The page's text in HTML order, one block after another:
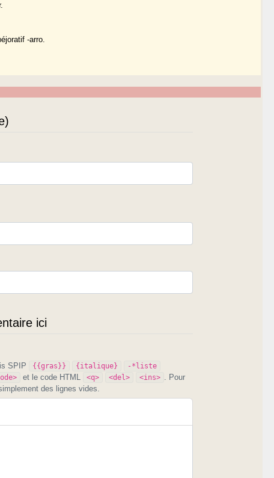
-arro.
ici
SPIP
{{gras}} {italique}
-*liste
et le code HTML <q> <del> <ins> . Pour
des lignes vides.